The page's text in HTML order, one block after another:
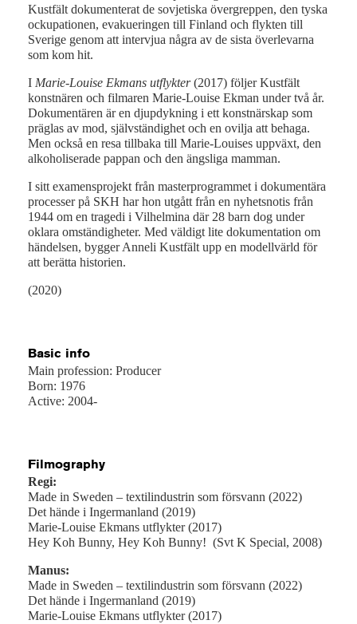
Kustfält dokumenterat de sovjetiska övergreppen, den tyska
ockupationen, evakueringen till Finland och flykten till
Sverige genom att intervjua några av de sista överlevarna
som kom hit.
I Marie-Louise Ekmans utflykter(2017) följer Kustfält
konstnären och filmaren Marie-Louise Ekman under två år.
Dokumentären är en djupdykning i ett konstnärskap som
präglas av mod, självständighet och en ovilja att behaga.
Men också en resa tillbaka till Marie-Louises uppväxt, den
alkoholiserade pappan och den ängsliga mamman.
I sitt examensprojekt från masterprogrammet i dokumentära
processer på SKH har hon utgått från en nyhetsnotis från
1944 om en tragedi i Vilhelmina där 28 barn dog under
oklara omständigheter. Med väldigt lite dokumentation om
händelsen, bygger Anneli Kustfält upp en modellvärld för
att berätta historien.
(2020)
Basic info
Main profession: Producer
Born: 1976
Active: 2004-
Filmography
Regi:
Made in Sweden – textilindustrin som försvann (2022)
Det hände i Ingermanland (2019)
Marie-Louise Ekmans utflykter (2017)
Hey Koh Bunny, Hey Koh Bunny! (Svt K Special, 2008)
Manus:
Made in Sweden – textilindustrin som försvann (2022)
Det hände i Ingermanland (2019)
Marie-Louise Ekmans utflykter (2017)